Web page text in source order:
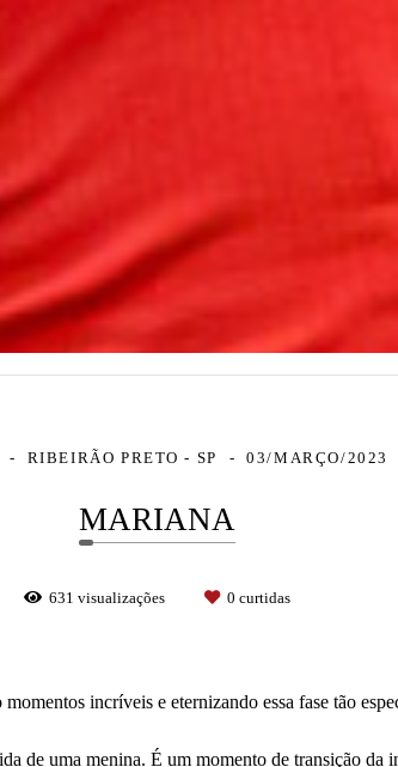
RIBEIRÃO PRETO - SP 03/MARÇO/2023
MARIANA
631 visualizações 0 curtidas
incríveis e eternizando essa fase tão
de uma menina. É um momento de transição da